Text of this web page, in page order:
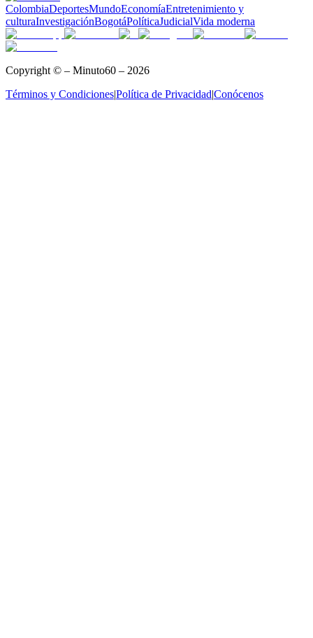
ColombiaDeportesMundoEconomíaEntretenimiento y
culturaInvestigaciónBogotáPolíticaJudicialVida moderna
Copyright © – Minuto60 – 2026
Términos y Condiciones|Política de Privacidad|Conócenos